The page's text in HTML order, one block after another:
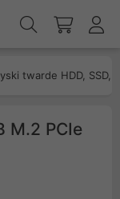
twarde HDD, SSD,
M.2 PCIe